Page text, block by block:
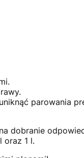
parowania
dobranie
oraz 1 l.